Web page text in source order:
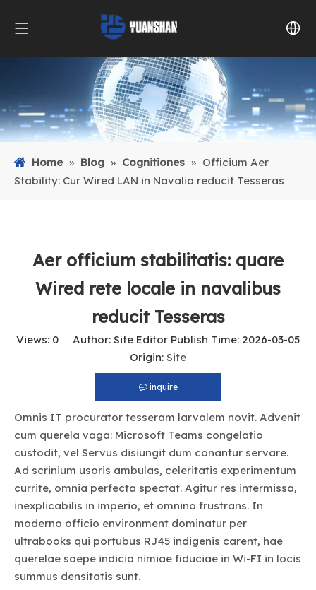
Home » Blog » Cognitiones » Officium Aer
Stability: Cur Wired LAN in Navalia reducit Tesseras
Aer officium stabilitatis: quare
Wired rete locale in navalibus
reducit Tesseras
Views: 0 Author: Site Editor Publish Time: 2026-03-05
Origin: Site
inquire
Omnis IT procurator tesseram larvalem novit. Advenit
cum querela vaga: Microsoft Teams congelatio
custodit, vel Servus disiungit dum conantur servare.
Ad scrinium usoris ambulas, celeritatis experimentum
currite, omnia perfecta spectat. Agitur res intermissa,
inexplicabilis in imperio, et omnino frustrans. In
moderno officio environment dominatur per
ultrabooks qui portubus RJ45 indigenis carent, hae
querelae saepe indicia nimiae fiduciae in Wi-FI in locis
summus densitatis sunt.